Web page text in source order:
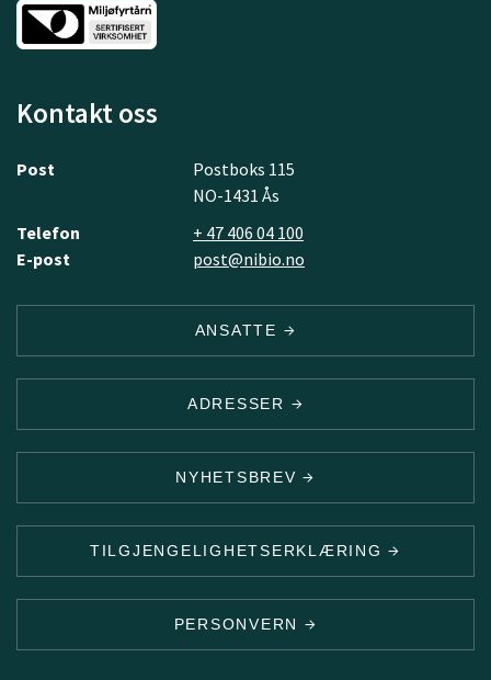
Kontakt oss
Post
Postboks 115
NO-1431 Ås
Telefon
+ 47 406 04 100
E-post
post@nibio.no
ANSATTE
ADRESSER
NYHETSBREV
TILGJENGELIGHETSERKLÆRING
PERSONVERN